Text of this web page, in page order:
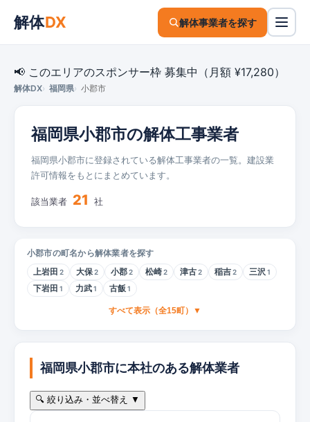
解体DX 解体事業者を探す
📢 このエリアのスポンサー枠 募集中（月額 ¥17,280）
解体DX 福岡県 小郡市
福岡県小郡市の解体工事業者
福岡県小郡市に登録されている解体工事業者の一覧。建設業
許可情報をもとにまとめています。
該当業者 21 社
小郡市の町名から解体業者を探す
上岩田 2 大保2 小郡2 松崎2 津古2 稲吉2 三沢1
下岩田 1 力武1 古飯1
すべて表示（全15町）▼
福岡県小郡市に本社のある解体業者
🔍 絞り込み・並べ替え ▼